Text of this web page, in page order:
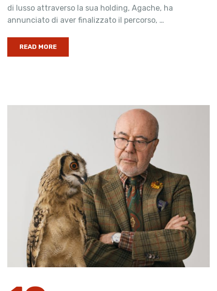
di lusso attraverso la sua holding, Agache, ha
annunciato di aver finalizzato il percorso, …
READ MORE